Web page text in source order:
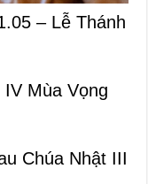
– Lễ Thánh
Mùa Vọng
Chúa Nhật III